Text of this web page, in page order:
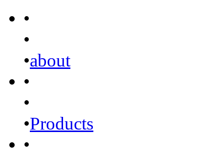
•
•
•about
•
•
•Products
•